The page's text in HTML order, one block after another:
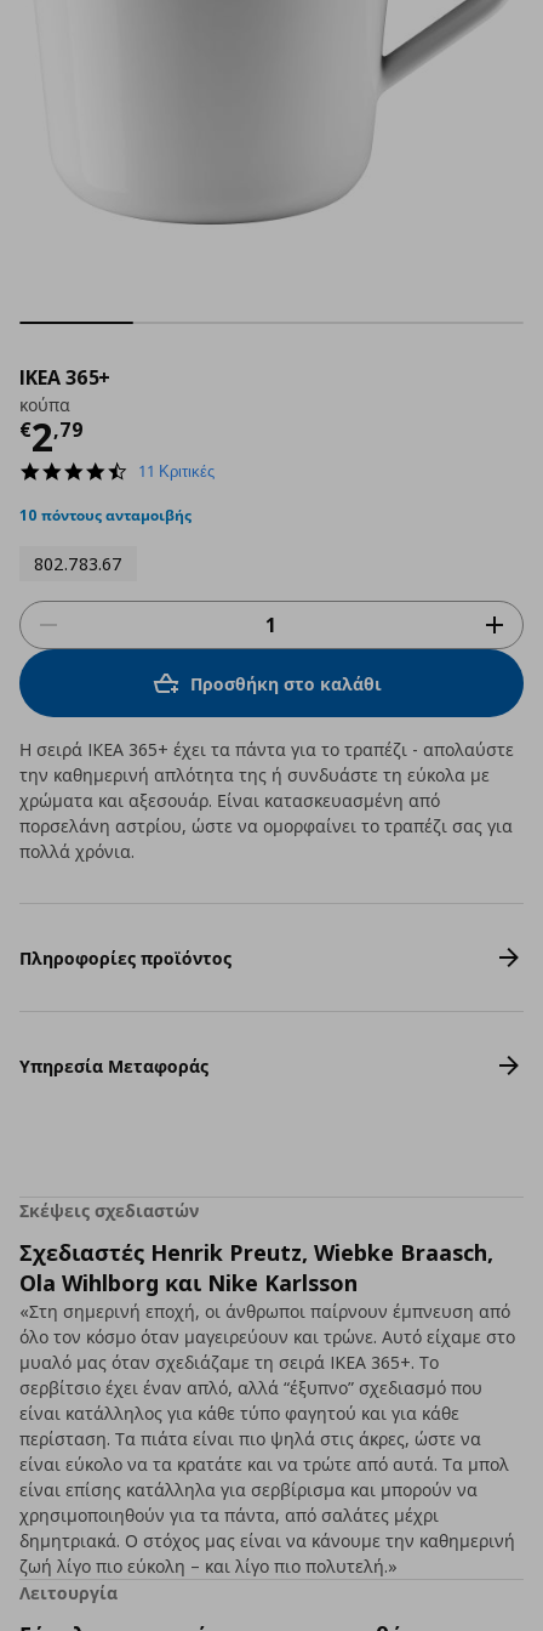
IKEA 365+
κούπα
€2,79
Τρέχουσα τιμή
4.6
rating
11 Κριτικές
10 πόντους ανταμοιβής
802.783.67
Προσθήκη στο καλάθι
Η σειρά IKEA 365+ έχει τα πάντα για το τραπέζι - απολαύστε
την καθημερινή απλότητα της ή συνδυάστε τη εύκολα με
χρώματα και αξεσουάρ. Είναι κατασκευασμένη από
πορσελάνη αστρίου, ώστε να ομορφαίνει το τραπέζι σας για
πολλά χρόνια.
Πληροφορίες προϊόντος
Υπηρεσία Μεταφοράς
Σκέψεις σχεδιαστών
Σχεδιαστές Henrik Preutz, Wiebke Braasch,
Ola Wihlborg και Nike Karlsson
«Στη σημερινή εποχή, οι άνθρωποι παίρνουν έμπνευση από
όλο τον κόσμο όταν μαγειρεύουν και τρώνε. Αυτό είχαμε στο
μυαλό μας όταν σχεδιάζαμε τη σειρά IKEA 365+. Το
σερβίτσιο έχει έναν απλό, αλλά “έξυπνο” σχεδιασμό που
είναι κατάλληλος για κάθε τύπο φαγητού και για κάθε
περίσταση. Τα πιάτα είναι πιο ψηλά στις άκρες, ώστε να
είναι εύκολο να τα κρατάτε και να τρώτε από αυτά. Τα μπολ
είναι επίσης κατάλληλα για σερβίρισμα και μπορούν να
χρησιμοποιηθούν για τα πάντα, από σαλάτες μέχρι
δημητριακά. Ο στόχος μας είναι να κάνουμε την καθημερινή
ζωή λίγο πιο εύκολη – και λίγο πιο πολυτελή.»
Λειτουργία